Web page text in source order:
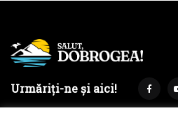
Urmăriți-ne și aici!